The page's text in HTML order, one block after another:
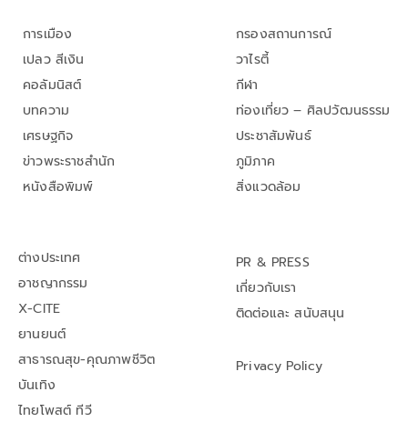
การเมือง
เปลว สีเงิน
คอลัมนิสต์
บทความ
เศรษฐกิจ
ข่าวพระราชสำนัก
หนังสือพิมพ์
กรองสถานการณ์
วาไรตี้
กีฬา
ท่องเที่ยว – ศิลปวัฒนธรรม
ประชาสัมพันธ์
ภูมิภาค
สิ่งแวดล้อม
ต่างประเทศ
อาชญากรรม
X-CITE
ยานยนต์
สาธารณสุข-คุณภาพชีวิต
บันเทิง
ไทยโพสต์ ทีวี
PR & PRESS
เกี่ยวกับเรา
ติดต่อและ สนับสนุน
Privacy Policy